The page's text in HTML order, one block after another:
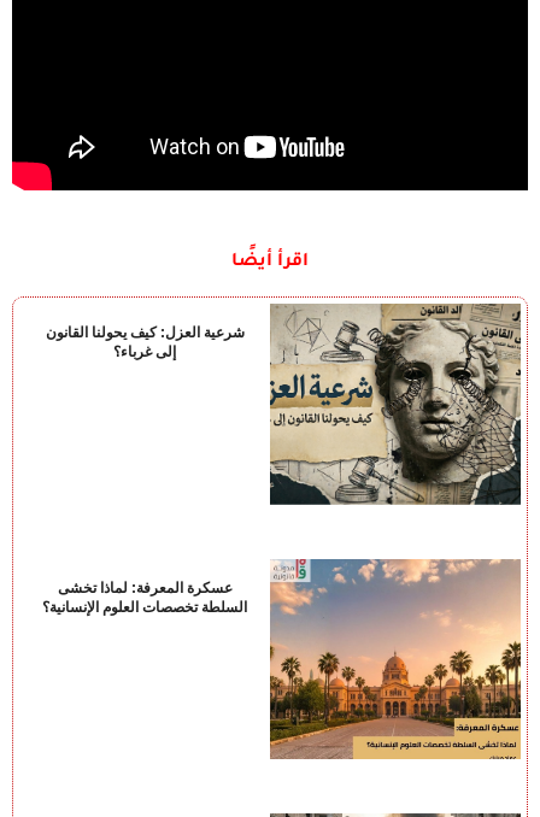
اقرأ أيضًا
شرعية العزل: كيف يحولنا القانون
إلى غرباء؟
عسكرة المعرفة: لماذا تخشى
السلطة تخصصات العلوم الإنسانية؟